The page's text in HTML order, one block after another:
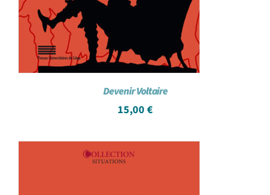
Devenir Voltaire
15,00 €